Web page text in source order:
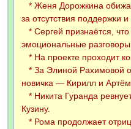
* Женя Дорожкина
за отсутствия поддержки
* Сергей признаётся,
эмоциональные
* На проекте проходит
* За Элиной Рахимовой
новичка — Кирилл и
* Никита Гуранда
Кузину.
* Рома продолжает